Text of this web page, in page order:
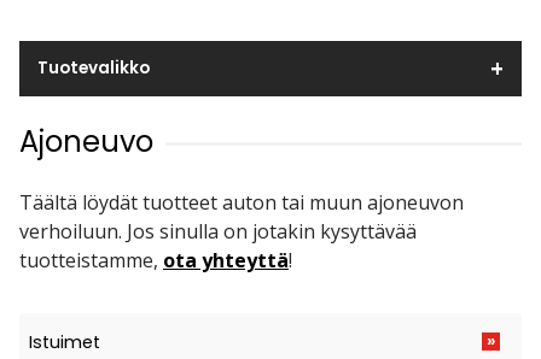
Tuotevalikko
Ajoneuvo
Täältä löydät tuotteet auton tai muun ajoneuvon
verhoiluun. Jos sinulla on jotakin kysyttävää
tuotteistamme, ota yhteyttä!
Istuimet »